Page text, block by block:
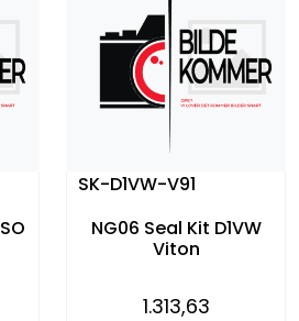
SK-D1VW-V91
NG06 Seal Kit D1VW
Viton
1.313,63